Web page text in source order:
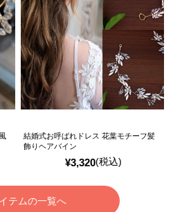
¥3,320(税込)
結婚式お呼ばれドレス 花葉モチーフ髪
飾りヘアバイン
テムの一覧へ